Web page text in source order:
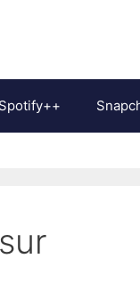
Spotify++